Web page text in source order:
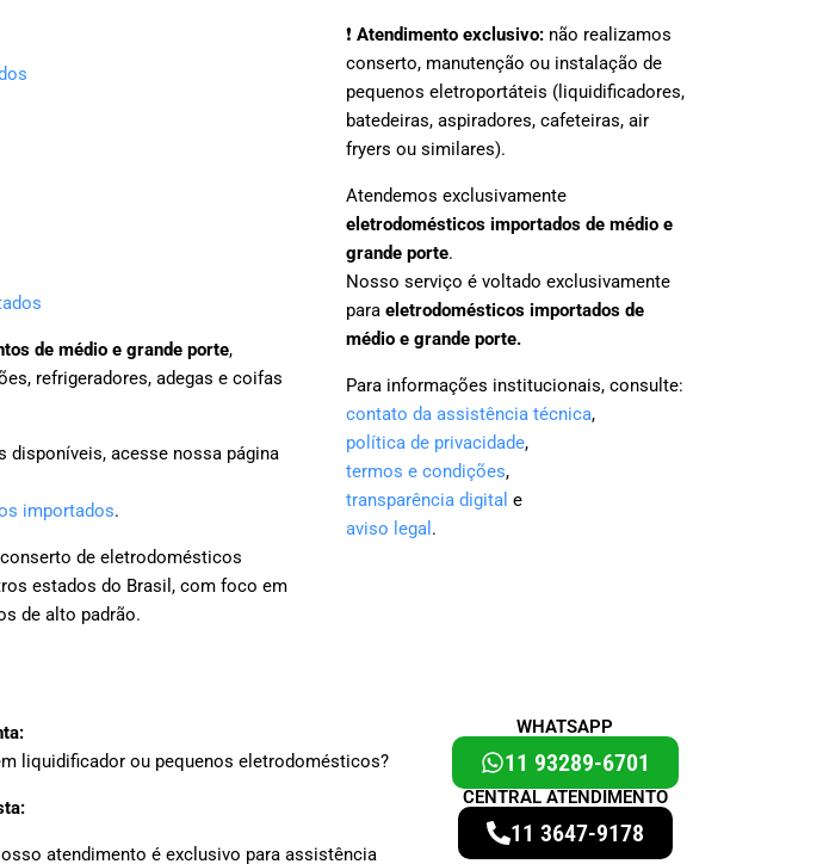
de médio e grande porte,
refrigeradores, adegas e coifas
disponíveis, acesse nossa página
importados.
de eletrodomésticos
estados do Brasil, com foco em
de alto padrão.
❗Atendimento exclusivo: não realizamos
conserto, manutenção ou instalação de
pequenos eletroportáteis (liquidificadores,
batedeiras, aspiradores, cafeteiras, air
fryers ou similares).
Atendemos exclusivamente
eletrodomésticos importados de médio e
grande porte.
Nosso serviço é voltado exclusivamente
paraeletrodomésticos importados de
médio e grande porte.
Para informações institucionais, consulte:
contato da assistência técnica,
política de privacidade,
termos e condições,
transparência digital e
aviso legal .
liquidificador ou pequenos eletrodomésticos?
atendimento é exclusivo para assistência
WHATSAPP
11 93289-6701
CENTRAL ATENDIMENTO
11 3647-9178